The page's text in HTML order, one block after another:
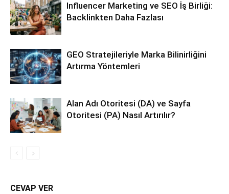
Influencer Marketing ve SEO İş Birliği:
Backlinkten Daha Fazlası
GEO Stratejileriyle Marka Bilinirliğini
Artırma Yöntemleri
Alan Adı Otoritesi (DA) ve Sayfa
Otoritesi (PA) Nasıl Artırılır?
CEVAP VER